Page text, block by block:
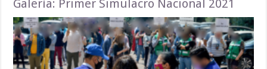
Galería: Primer Simulacro Nacional 2021